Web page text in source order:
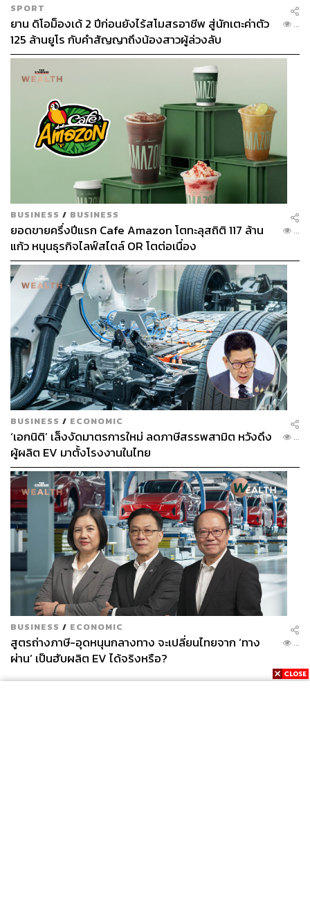
SPORT
ยาน ดิโอม็องเด้ 2 ปีก่อนยังไร้สโมสรอาชีพ สู่นักเตะค่าตัว
125 ล้านยูโร กับคำสัญญาถึงน้องสาวผู้ล่วงลับ
...
BUSINESS / BUSINESS
ยอดขายครึ่งปีแรก Cafe Amazon โตทะลุสถิติ 117 ล้าน
แก้ว หนุนธุรกิจไลฟ์สไตล์ OR โตต่อเนื่อง
...
BUSINESS / ECONOMIC
‘เอกนิติ’ เล็งงัดมาตรการใหม่ ลดภาษีสรรพสามิต หวังดึง
ผู้ผลิต EV มาตั้งโรงงานในไทย
...
BUSINESS / ECONOMIC
สูตรถ่างภาษี-อุดหนุนกลางทาง จะเปลี่ยนไทยจาก ‘ทาง
ผ่าน’ เป็นฮับผลิต EV ได้จริงหรือ?
...